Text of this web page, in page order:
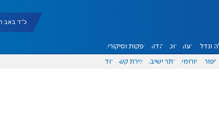
כ"ד באב תשפ"ו
ונדל"ן דעות אוכל יהדות הפקות וסיקורים
ספורט פורומים אתר ישיבה יצירת קשר עוד